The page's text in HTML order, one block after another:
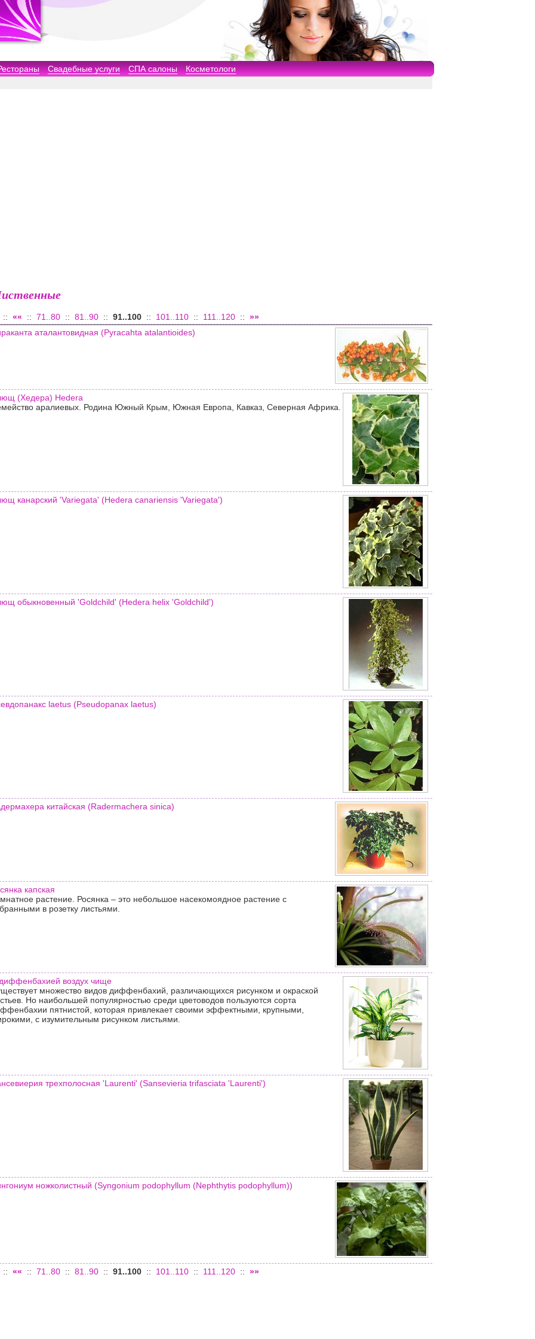
Свадебные услуги СПА салоны Косметологи
:: «« :: 71..80 :: 81..90 :: 91..100 :: 101..110 :: 111..120 :: »»
аталантовидная (Pyracahta atalantioides)
(Хедера) Hedera
аралиевых. Родина Южный Крым, Южная Европа, Кавказ, Северная Африка.
канарский 'Variegata' (Hedera canariensis 'Variegata')
обыкновенный 'Goldchild' (Hedera helix 'Goldchild')
laetus (Pseudopanax laetus)
китайская (Radermachera sinica)
капская
растение. Росянка – это небольшое насекомоядное растение с
в розетку листьями.
воздух чище
множество видов диффенбахий, различающихся рисунком и окраской
Но наибольшей популярностью среди цветоводов пользуются сорта
пятнистой, которая привлекает своими эффектными, крупными,
с изумительным рисунком листьями.
трехполосная 'Laurenti' (Sansevieria trifasciata 'Laurenti')
ножколистный (Syngonium podophyllum (Nephthytis podophyllum))
:: «« :: 71..80 :: 81..90 :: 91..100 :: 101..110 :: 111..120 :: »»